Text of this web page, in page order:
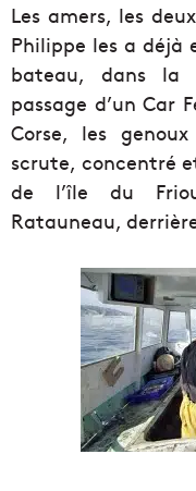
Les amers, les
Philippe les a déjà
bateau, dans la
passage d’un Car
Corse, les
scrute, concentré
de l’île du
Ratauneau,